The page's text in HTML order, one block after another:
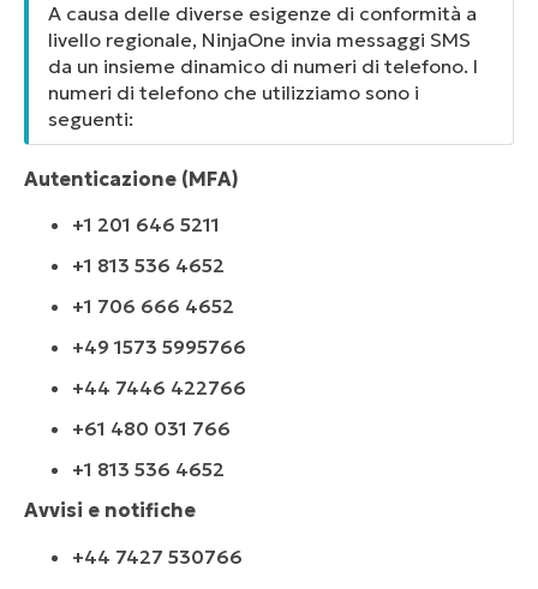
A causa delle diverse esigenze di conformità a
livello regionale, NinjaOne invia messaggi SMS
da un insieme dinamico di numeri di telefono. I
numeri di telefono che utilizziamo sono i
seguenti:
Autenticazione (MFA)
+1 201 646 5211
+1 813 536 4652
+1 706 666 4652
+49 1573 5995766
+44 7446 422766
+61 480 031 766
+1 813 536 4652
Avvisi e notifiche
+44 7427 530766